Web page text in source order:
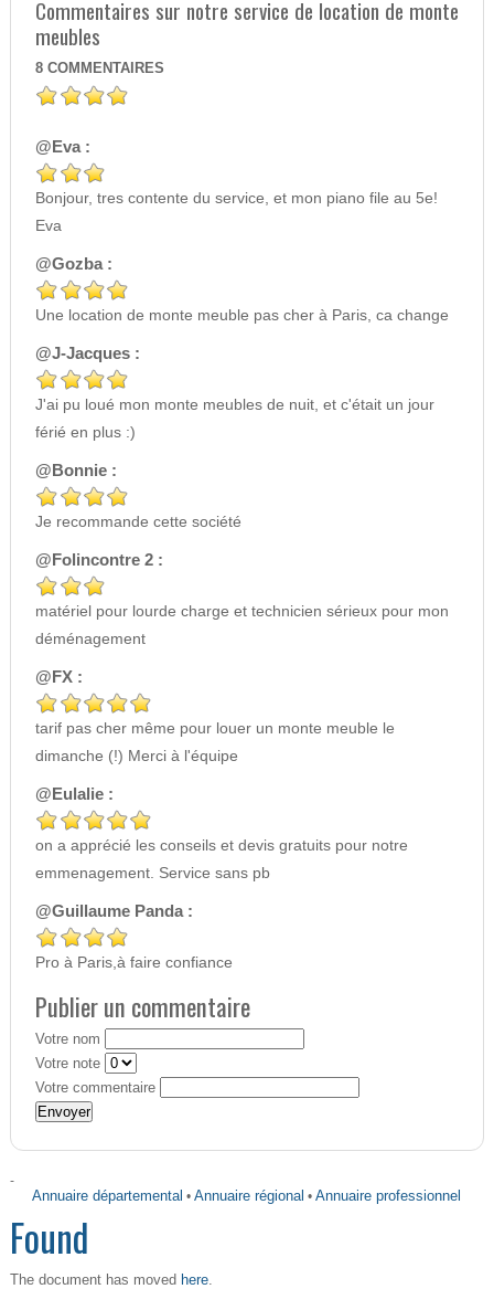
Commentaires sur notre service de location de monte
meubles
8 COMMENTAIRES
@Eva :
Bonjour, tres contente du service, et mon piano file au 5e!
Eva
@Gozba :
Une location de monte meuble pas cher à Paris, ca change
@J-Jacques :
J'ai pu loué mon monte meubles de nuit, et c'était un jour
férié en plus :)
@Bonnie :
Je recommande cette société
@Folincontre 2 :
matériel pour lourde charge et technicien sérieux pour mon
déménagement
@FX :
tarif pas cher même pour louer un monte meuble le
dimanche (!) Merci à l'équipe
@Eulalie :
on a apprécié les conseils et devis gratuits pour notre
emmenagement. Service sans pb
@Guillaume Panda :
Pro à Paris,à faire confiance
Publier un commentaire
Votre nom
Votre note
Votre commentaire
-
Annuaire départemental •Annuaire régional •Annuaire professionnel
Found
The document has moved here.